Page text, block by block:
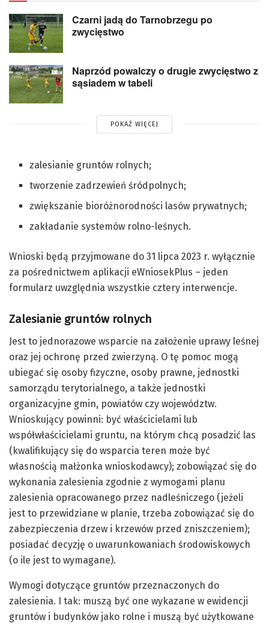
Czarni jadą do Tarnobrzegu po
zwycięstwo
Naprzód powalczy o drugie zwycięstwo z
sąsiadem w tabeli
POKAŻ WIĘCEJ
zalesianie gruntów rolnych;
tworzenie zadrzewień śródpolnych;
zwiększanie bioróżnorodności lasów prywatnych;
zakładanie systemów rolno-leśnych.
Wnioski będą przyjmowane do 31 lipca 2023 r. wyłącznie
za pośrednictwem aplikacji eWniosekPlus – jeden
formularz uwzględnia wszystkie cztery interwencje.
Zalesianie gruntów rolnych
Jest to jednorazowe wsparcie na założenie uprawy leśnej
oraz jej ochronę przed zwierzyną. O tę pomoc mogą
ubiegać się osoby fizyczne, osoby prawne, jednostki
samorządu terytorialnego, a także jednostki
organizacyjne gmin, powiatów czy województw.
Wnioskujący powinni: być właścicielami lub
współwłaścicielami gruntu, na którym chcą posadzić las
(kwalifikujący się do wsparcia teren może być
własnością małżonka wnioskodawcy); zobowiązać się do
wykonania zalesienia zgodnie z wymogami planu
zalesienia opracowanego przez nadleśniczego (jeżeli
jest to przewidziane w planie, trzeba zobowiązać się do
zabezpieczenia drzew i krzewów przed zniszczeniem);
posiadać decyzję o uwarunkowaniach środowiskowych
(o ile jest to wymagane).
Wymogi dotyczące gruntów przeznaczonych do
zalesienia. I tak: muszą być one wykazane w ewidencji
gruntów i budynków jako rolne i muszą być użytkowane